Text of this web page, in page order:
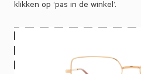
klikken op ‘pas in de winkel’.